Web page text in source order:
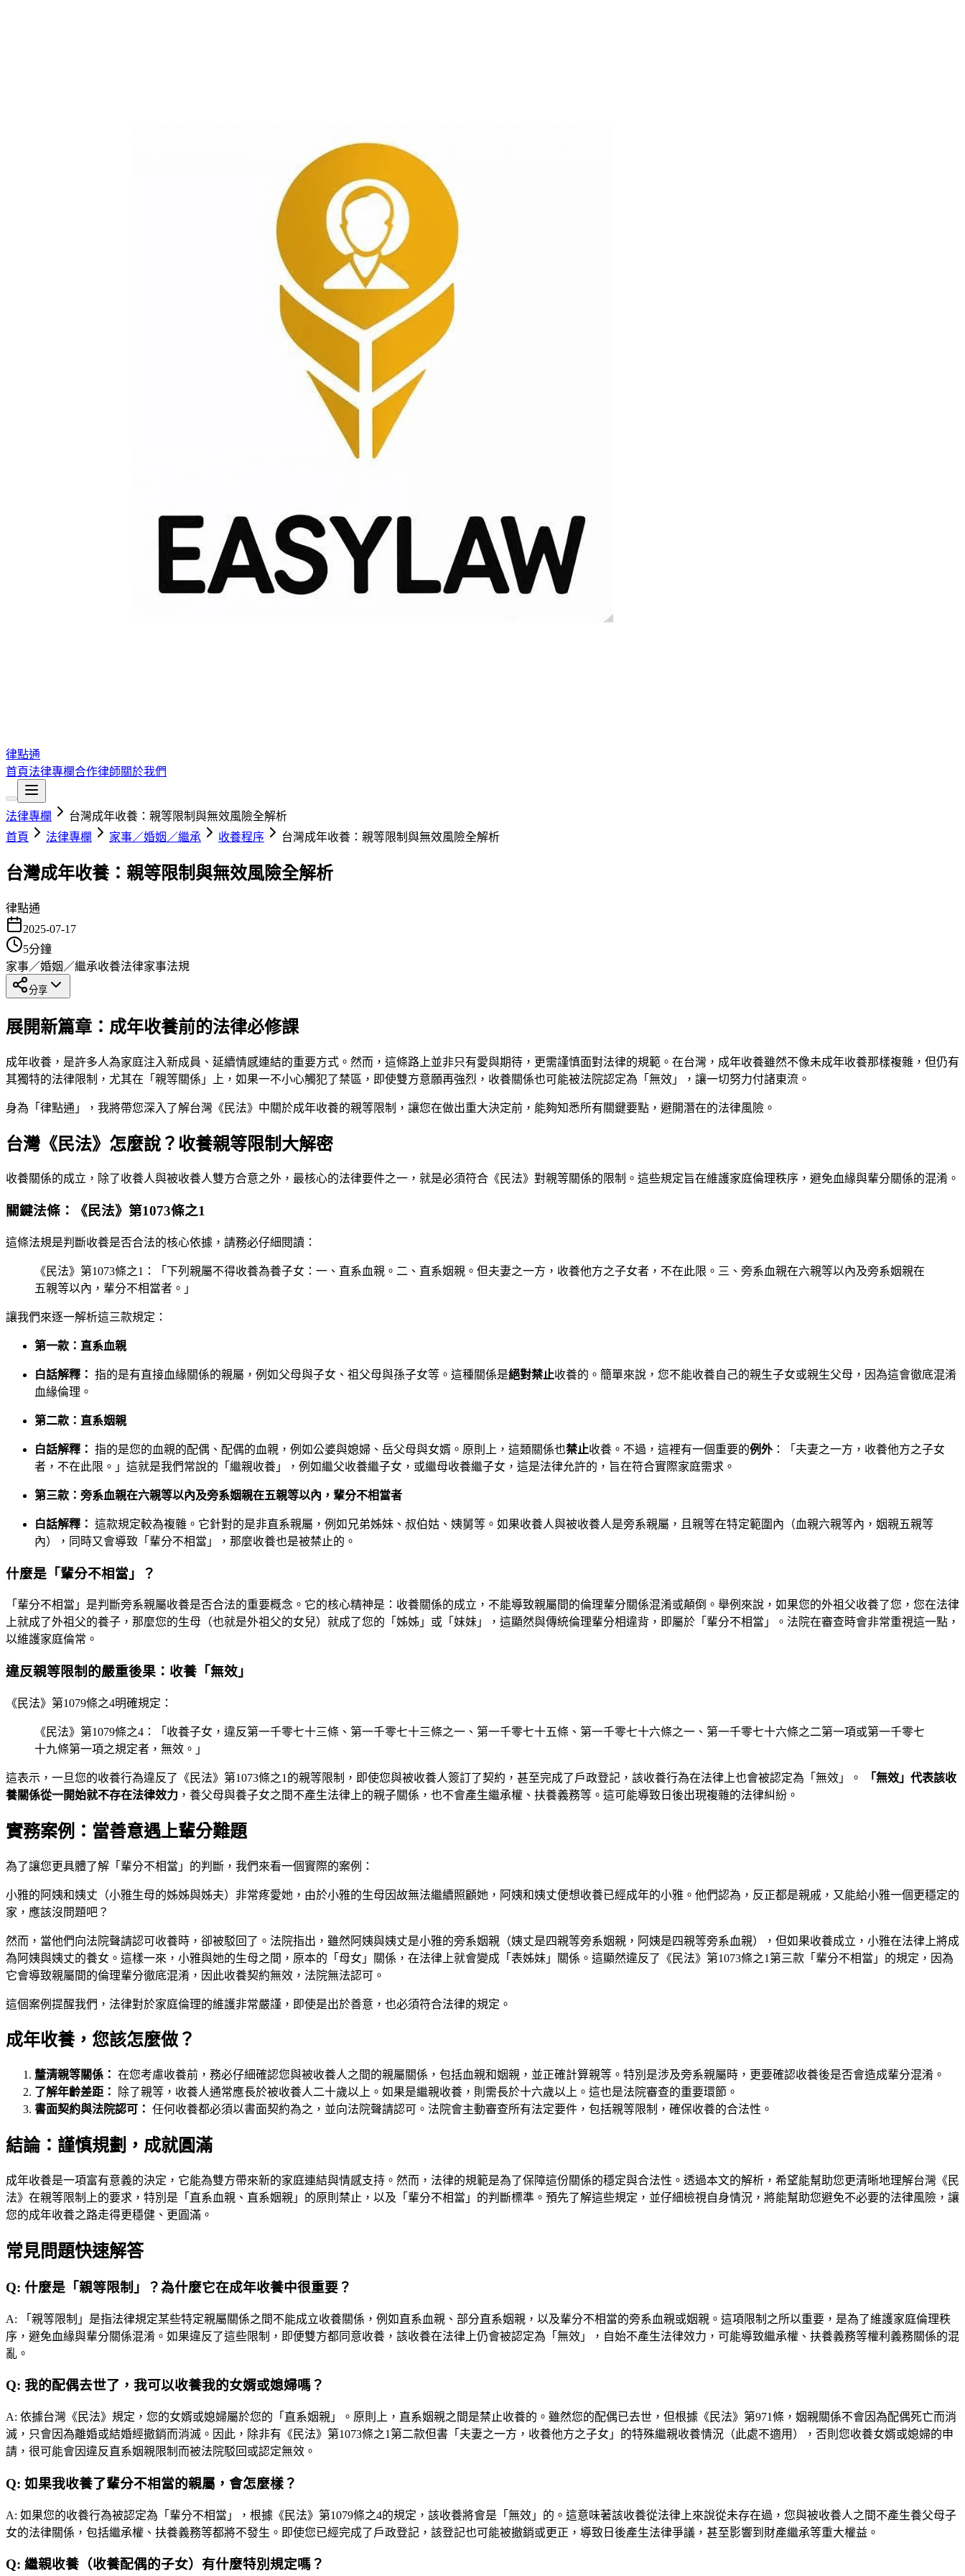
律點通
首頁法律專欄合作律師關於我們
法律專欄
台灣成年收養：親等限制與無效風險全解析
首頁
法律專欄 家事／婚姻／繼承 收養程序 台灣成年收養：親等限制與無效風險全解析
台灣成年收養：親等限制與無效風險全解析
律點通
2025-07-17
5分鐘
家事／婚姻／繼承收養法律家事法規
分享
展開新篇章：成年收養前的法律必修課
成年收養，是許多人為家庭注入新成員、延續情感連結的重要方式。然而，這條路上並非只有愛與期待，更需謹慎面對法律的規範。在台灣，成年收養雖然不像未成年收養那樣複雜，但仍有
其獨特的法律限制，尤其在「親等關係」上，如果一不小心觸犯了禁區，即使雙方意願再強烈，收養關係也可能被法院認定為「無效」，讓一切努力付諸東流。
身為「律點通」，我將帶您深入了解台灣《民法》中關於成年收養的親等限制，讓您在做出重大決定前，能夠知悉所有關鍵要點，避開潛在的法律風險。
台灣《民法》怎麼說？收養親等限制大解密
收養關係的成立，除了收養人與被收養人雙方合意之外，最核心的法律要件之一，就是必須符合《民法》對親等關係的限制。這些規定旨在維護家庭倫理秩序，避免血緣與輩分關係的混淆。
關鍵法條：《民法》第1073條之1
這條法規是判斷收養是否合法的核心依據，請務必仔細閱讀：
《民法》第1073條之1：「下列親屬不得收養為養子女：一、直系血親。二、直系姻親。但夫妻之一方，收養他方之子女者，不在此限。三、旁系血親在六親等以內及旁系姻親在
五親等以內，輩分不相當者。」
讓我們來逐一解析這三款規定：
第一款：直系血親
白話解釋： 指的是有直接血緣關係的親屬，例如父母與子女、祖父母與孫子女等。這種關係是絕對禁止收養的。簡單來說，您不能收養自己的親生子女或親生父母，因為這會徹底混淆
血緣倫理。
第二款：直系姻親
白話解釋： 指的是您的血親的配偶、配偶的血親，例如公婆與媳婦、岳父母與女婿。原則上，這類關係也禁止收養。不過，這裡有一個重要的例外 ：「夫妻之一方，收養他方之子女
者，不在此限。」這就是我們常說的「繼親收養」，例如繼父收養繼子女，或繼母收養繼子女，這是法律允許的，旨在符合實際家庭需求。
第三款：旁系血親在六親等以內及旁系姻親在五親等以內，輩分不相當者
白話解釋： 這款規定較為複雜。它針對的是非直系親屬，例如兄弟姊妹、叔伯姑、姨舅等。如果收養人與被收養人是旁系親屬，且親等在特定範圍內（血親六親等內，姻親五親等
內），同時又會導致「輩分不相當」，那麼收養也是被禁止的。
什麼是「輩分不相當」？
「輩分不相當」是判斷旁系親屬收養是否合法的重要概念。它的核心精神是：收養關係的成立，不能導致親屬間的倫理輩分關係混淆或顛倒。舉例來說，如果您的外祖父收養了您，您在法律
上就成了外祖父的養子，那麼您的生母（也就是外祖父的女兒）就成了您的「姊姊」或「妹妹」，這顯然與傳統倫理輩分相違背，即屬於「輩分不相當」。法院在審查時會非常重視這一點，
以維護家庭倫常。
違反親等限制的嚴重後果：收養「無效」
《民法》第1079條之4明確規定：
《民法》第1079條之4：「收養子女，違反第一千零七十三條、第一千零七十三條之一、第一千零七十五條、第一千零七十六條之一、第一千零七十六條之二第一項或第一千零七
十九條第一項之規定者，無效。」
這表示，一旦您的收養行為違反了《民法》第1073條之1的親等限制，即使您與被收養人簽訂了契約，甚至完成了戶政登記，該收養行為在法律上也會被認定為「無效」。
「無效」代表該收
養關係從一開始就不存在法律效力 ，養父母與養子女之間不產生法律上的親子關係，也不會產生繼承權、扶養義務等。這可能導致日後出現複雜的法律糾紛。
實務案例：當善意遇上輩分難題
為了讓您更具體了解「輩分不相當」的判斷，我們來看一個實際的案例：
小雅的阿姨和姨丈（小雅生母的姊姊與姊夫）非常疼愛她，由於小雅的生母因故無法繼續照顧她，阿姨和姨丈便想收養已經成年的小雅。他們認為，反正都是親戚，又能給小雅一個更穩定的
家，應該沒問題吧？
然而，當他們向法院聲請認可收養時，卻被駁回了。法院指出，雖然阿姨與姨丈是小雅的旁系姻親（姨丈是四親等旁系姻親，阿姨是四親等旁系血親），但如果收養成立，小雅在法律上將成
為阿姨與姨丈的養女。這樣一來，小雅與她的生母之間，原本的「母女」關係，在法律上就會變成「表姊妹」關係。這顯然違反了《民法》第1073條之1第三款「輩分不相當」的規定，因為
它會導致親屬間的倫理輩分徹底混淆，因此收養契約無效，法院無法認可。
這個案例提醒我們，法律對於家庭倫理的維護非常嚴謹，即使是出於善意，也必須符合法律的規定。
成年收養，您該怎麼做？
釐清親等關係： 在您考慮收養前，務必仔細確認您與被收養人之間的親屬關係，包括血親和姻親，並正確計算親等。特別是涉及旁系親屬時，更要確認收養後是否會造成輩分混淆。
了解年齡差距：
除了親等，收養人通常應長於被收養人二十歲以上。如果是繼親收養，則需長於十六歲以上。這也是法院審查的重要環節。
書面契約與法院認可： 任何收養都必須以書面契約為之，並向法院聲請認可。法院會主動審查所有法定要件，包括親等限制，確保收養的合法性。
結論：謹慎規劃，成就圓滿
成年收養是一項富有意義的決定，它能為雙方帶來新的家庭連結與情感支持。然而，法律的規範是為了保障這份關係的穩定與合法性。透過本文的解析，希望能幫助您更清晰地理解台灣《民
法》在親等限制上的要求，特別是「直系血親、直系姻親」的原則禁止，以及「輩分不相當」的判斷標準。預先了解這些規定，並仔細檢視自身情況，將能幫助您避免不必要的法律風險，讓
您的成年收養之路走得更穩健、更圓滿。
常見問題快速解答
Q: 什麼是「親等限制」？為什麼它在成年收養中很重要？
A:
「親等限制」是指法律規定某些特定親屬關係之間不能成立收養關係，例如直系血親、部分直系姻親，以及輩分不相當的旁系血親或姻親。這項限制之所以重要，是為了維護家庭倫理秩
序，避免血緣與輩分關係混淆。如果違反了這些限制，即便雙方都同意收養，該收養在法律上仍會被認定為「無效」，自始不產生法律效力，可能導致繼承權、扶養義務等權利義務關係的混
亂。
Q: 我的配偶去世了，我可以收養我的女婿或媳婦嗎？
A: 依據台灣《民法》規定，您的女婿或媳婦屬於您的「直系姻親」。原則上，直系姻親之間是禁止收養的。雖然您的配偶已去世，但根據《民法》第971條，姻親關係不會因為配偶死亡而消
滅，只會因為離婚或結婚經撤銷而消滅。因此，除非有《民法》第1073條之1第二款但書「夫妻之一方，收養他方之子女」的特殊繼親收養情況（此處不適用），否則您收養女婿或媳婦的申
請，很可能會因違反直系姻親限制而被法院駁回或認定無效。
Q: 如果我收養了輩分不相當的親屬，會怎麼樣？
A: 如果您的收養行為被認定為「輩分不相當」，根據《民法》第1079條之4的規定，該收養將會是「無效」的。這意味著該收養從法律上來說從未存在過，您與被收養人之間不產生養父母子
女的法律關係，包括繼承權、扶養義務等都將不發生。即使您已經完成了戶政登記，該登記也可能被撤銷或更正，導致日後產生法律爭議，甚至影響到財產繼承等重大權益。
Q: 繼親收養（收養配偶的子女）有什麼特別規定嗎？